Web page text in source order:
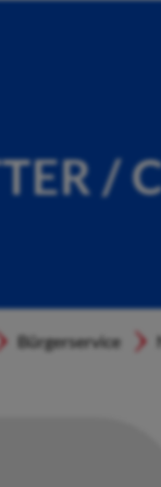
/
Bürgerservice